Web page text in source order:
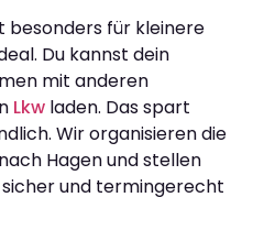
besonders für kleinere
Du kannst dein
mit anderen
Lkw laden. Das spart
Wir organisieren die
Hagen und stellen
sicher und termingerecht